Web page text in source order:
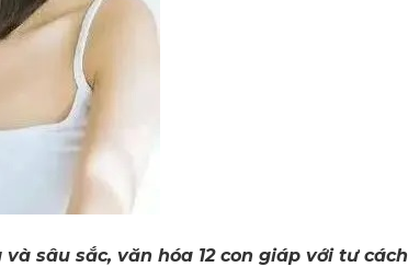
sâu sắc, văn hóa 12 con giáp với tư cách